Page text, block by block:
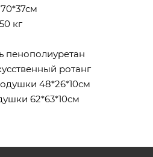
кг
пенополиуретан
ротанг
48*26*10см
62*63*10см